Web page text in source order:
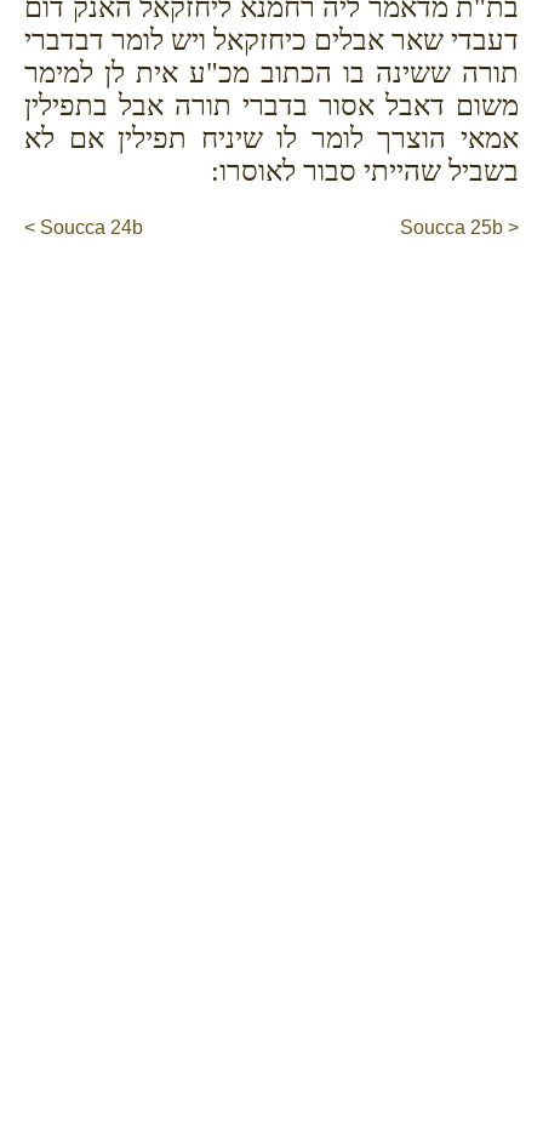
בת"ת מדאמר ליה רחמנא ליחזקאל האנק דום
דעבדי שאר אבלים כיחזקאל ויש לומר דבדברי
תורה ששינה בו הכתוב מכ"ע אית לן למימר
משום דאבל אסור בדברי תורה אבל בתפילין
אמאי הוצרך לומר לו שיניח תפילין אם לא
בשביל שהייתי סבור לאוסרו:
< Soucca 24b Soucca 25b >